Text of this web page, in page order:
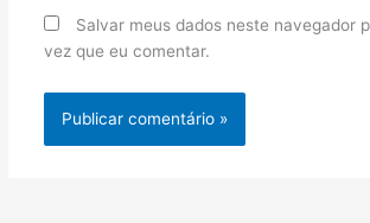
Salvar meus dados neste navegador
vez que eu comentar.